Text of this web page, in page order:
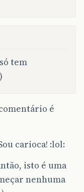
tem
é
carioca! :lol:
isto é uma
nenhuma